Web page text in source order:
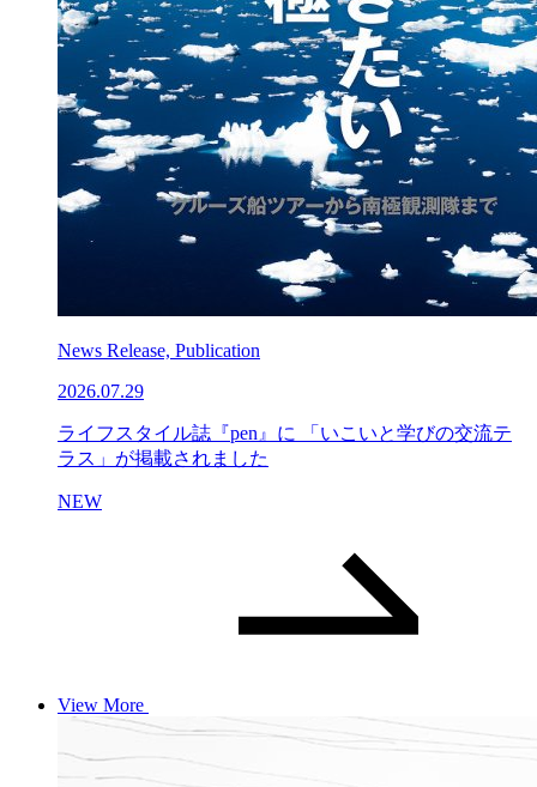
News Release, Publication
2026.07.29
ライフスタイル誌『pen』に 「いこいと学びの交流テ
ラス」が掲載されました
NEW
View More